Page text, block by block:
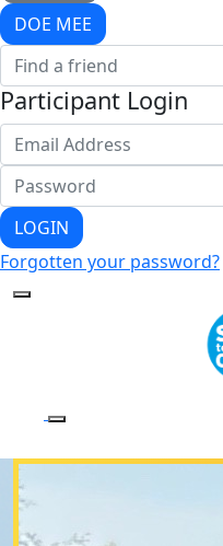
DOE MEE
Participant Login
LOGIN
Forgotten your password?